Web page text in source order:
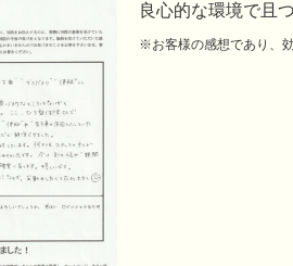
良心的な環境で且
※お客様の感想であり、